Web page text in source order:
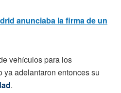
anunciaba la firma de un
vehículos para los
adelantaron entonces su
.